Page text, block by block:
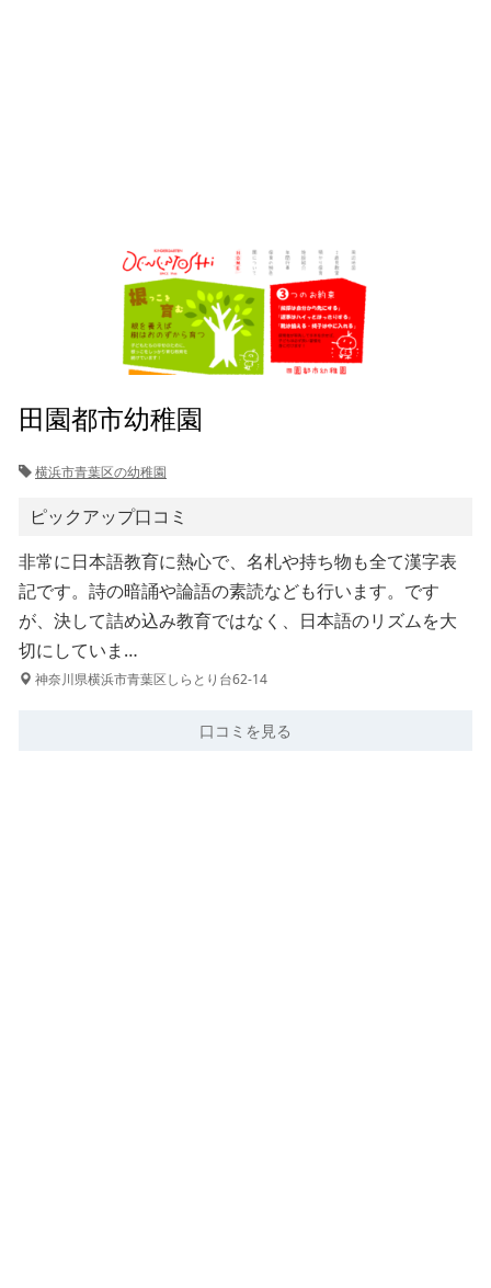
田園都市幼稚園
横浜市青葉区の幼稚園
ピックアップ口コミ
非常に日本語教育に熱心で、名札や持ち物も全て漢字表
記です。詩の暗誦や論語の素読なども行います。です
が、決して詰め込み教育ではなく、日本語のリズムを大
切にしていま…
神奈川県横浜市青葉区しらとり台62-14
口コミを見る